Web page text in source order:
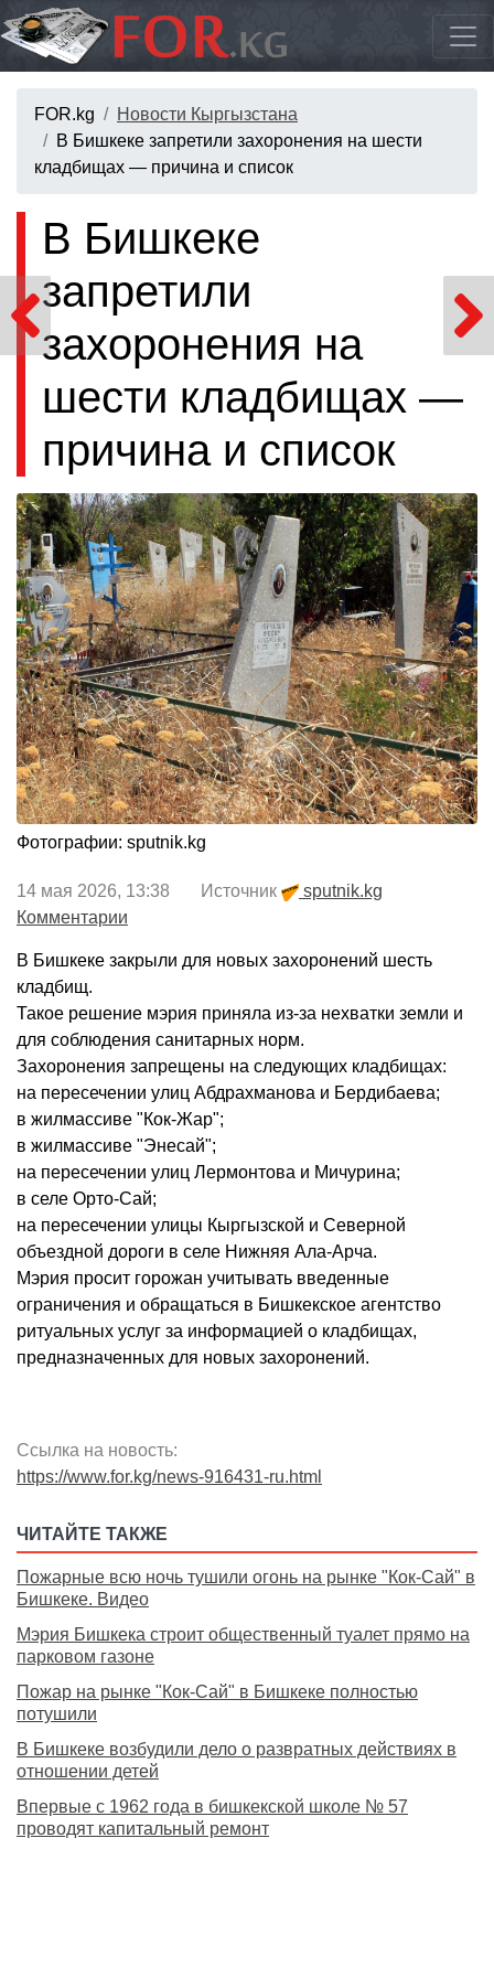
FOR.kg
Новости Кыргызстана
В Бишкеке запретили захоронения на шести
кладбищах — причина и список
В Бишкеке
запретили
захоронения на
шести кладбищах —
причина и список
Фотографии: sputnik.kg
14 мая 2026, 13:38 Источник
sputnik.kg
Комментарии
В Бишкеке закрыли для новых захоронений шесть
кладбищ.
Такое решение мэрия приняла из-за нехватки земли и
для соблюдения санитарных норм.
Захоронения запрещены на следующих кладбищах:
на пересечении улиц Абдрахманова и Бердибаева;
в жилмассиве "Кок-Жар";
в жилмассиве "Энесай";
на пересечении улиц Лермонтова и Мичурина;
в селе Орто-Сай;
на пересечении улицы Кыргызской и Северной
объездной дороги в селе Нижняя Ала-Арча.
Мэрия просит горожан учитывать введенные
ограничения и обращаться в Бишкекское агентство
ритуальных услуг за информацией о кладбищах,
предназначенных для новых захоронений.
Ссылка на новость:
https://www.for.kg/news-916431-ru.html
ЧИТАЙТЕ ТАКЖЕ
Пожарные всю ночь тушили огонь на рынке "Кок-Сай" в
Бишкеке. Видео
Мэрия Бишкека строит общественный туалет прямо на
парковом газоне
Пожар на рынке "Кок-Сай" в Бишкеке полностью
потушили
В Бишкеке возбудили дело о развратных действиях в
отношении детей
Впервые с 1962 года в бишкекской школе № 57
проводят капитальный ремонт